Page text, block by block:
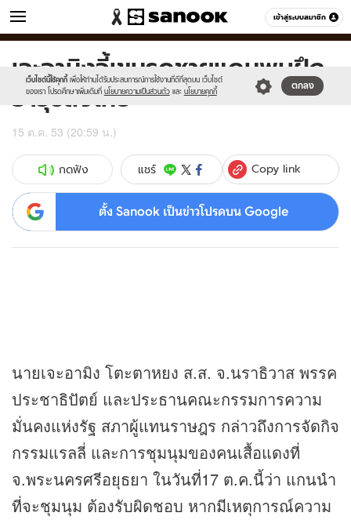
เข้าสู่ระบบสมาชิก
ข่าว หมวดอื่นๆ
เว็บไซต์นี้ใช้คุกกี้ เพื่อให้ท่านได้รับประสบการณ์การใช้งานที่ดีที่สุดบน เว็บไซต์
ของเรา โปรดศึกษาเพิ่มเติมที่ นโยบายความเป็นส่วนตัว และ นโยบายคุกกี้
ตกลง
Sanook
//s.isanook.com/sr/0/images/logo-
new-
sanook.png
600
60
เจะอามิงจี้เขมรดูชายแดนพบฝึก
อาวุธส่งไทย
15 ต.ค. 53 (20:59 น.)
กดฟัง แชร์ Copy link
ตั้ง Sanook เป็นข่าวโปรดบน Google
นายเจะอามิง โตะตาหยง ส.ส. จ.นราธิวาส พรรค
ประชาธิปัตย์ และประธานคณะกรรมการความ
มั่นคงแห่งรัฐ สภาผู้แทนราษฎร กล่าวถึงการจัดกิจ
กรรมแรลลี่ และการชุมนุมของคนเสื้อแดงที่
จ.พระนครศรีอยุธยา ในวันที่17 ต.ค.นี้ว่า แกนนำ
ที่จะชุมนุม ต้องรับผิดชอบ หากมีเหตุการณ์ความ